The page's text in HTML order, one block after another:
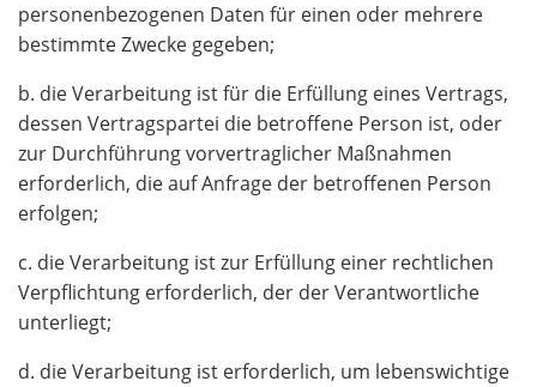
personenbezogenen Daten für einen oder mehrere
bestimmte Zwecke gegeben;
b. die Verarbeitung ist für die Erfüllung eines Vertrags,
dessen Vertragspartei die betroffene Person ist, oder
zur Durchführung vorvertraglicher Maßnahmen
erforderlich, die auf Anfrage der betroffenen Person
erfolgen;
c. die Verarbeitung ist zur Erfüllung einer rechtlichen
Verpflichtung erforderlich, der der Verantwortliche
unterliegt;
d. die Verarbeitung ist erforderlich, um lebenswichtige